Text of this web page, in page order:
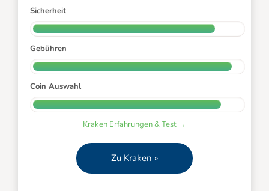
Sicherheit
Gebühren
Coin Auswahl
Kraken Erfahrungen & Test →
Zu Kraken »